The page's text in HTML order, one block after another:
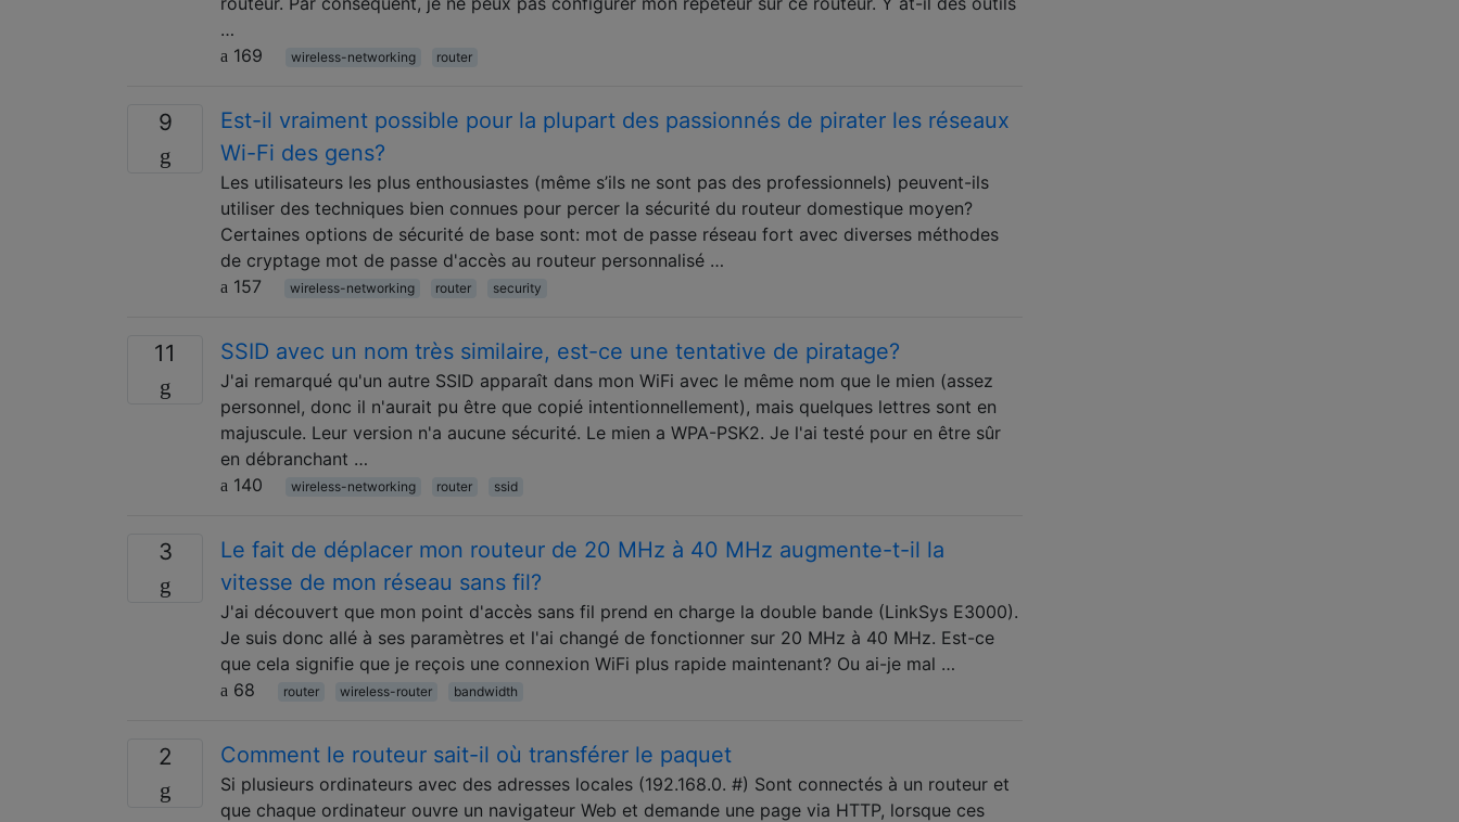
…
169
wireless-networking router
9
Est-il vraiment possible pour la plupart des passionnés de pirater les réseaux
Wi-Fi des gens?
Les utilisateurs les plus enthousiastes (même s’ils ne sont pas des professionnels) peuvent-ils
utiliser des techniques bien connues pour percer la sécurité du routeur domestique moyen?
Certaines options de sécurité de base sont: mot de passe réseau fort avec diverses méthodes
de cryptage mot de passe d'accès au routeur personnalisé …
157
wireless-networking router security
11 SSID avec un nom très similaire, est-ce une tentative de piratage?
J'ai remarqué qu'un autre SSID apparaît dans mon WiFi avec le même nom que le mien (assez
personnel, donc il n'aurait pu être que copié intentionnellement), mais quelques lettres sont en
majuscule. Leur version n'a aucune sécurité. Le mien a WPA-PSK2. Je l'ai testé pour en être sûr
en débranchant …
140
wireless-networking router ssid
3
Le fait de déplacer mon routeur de 20 MHz à 40 MHz augmente-t-il la
vitesse de mon réseau sans fil?
J'ai découvert que mon point d'accès sans fil prend en charge la double bande (LinkSys E3000).
Je suis donc allé à ses paramètres et l'ai changé de fonctionner sur 20 MHz à 40 MHz. Est-ce
que cela signifie que je reçois une connexion WiFi plus rapide maintenant? Ou ai-je mal …
68
router wireless-router bandwidth
2 Comment le routeur sait-il où transférer le paquet
Si plusieurs ordinateurs avec des adresses locales (192.168.0. #) Sont connectés à un routeur et
que chaque ordinateur ouvre un navigateur Web et demande une page via HTTP, lorsque ces